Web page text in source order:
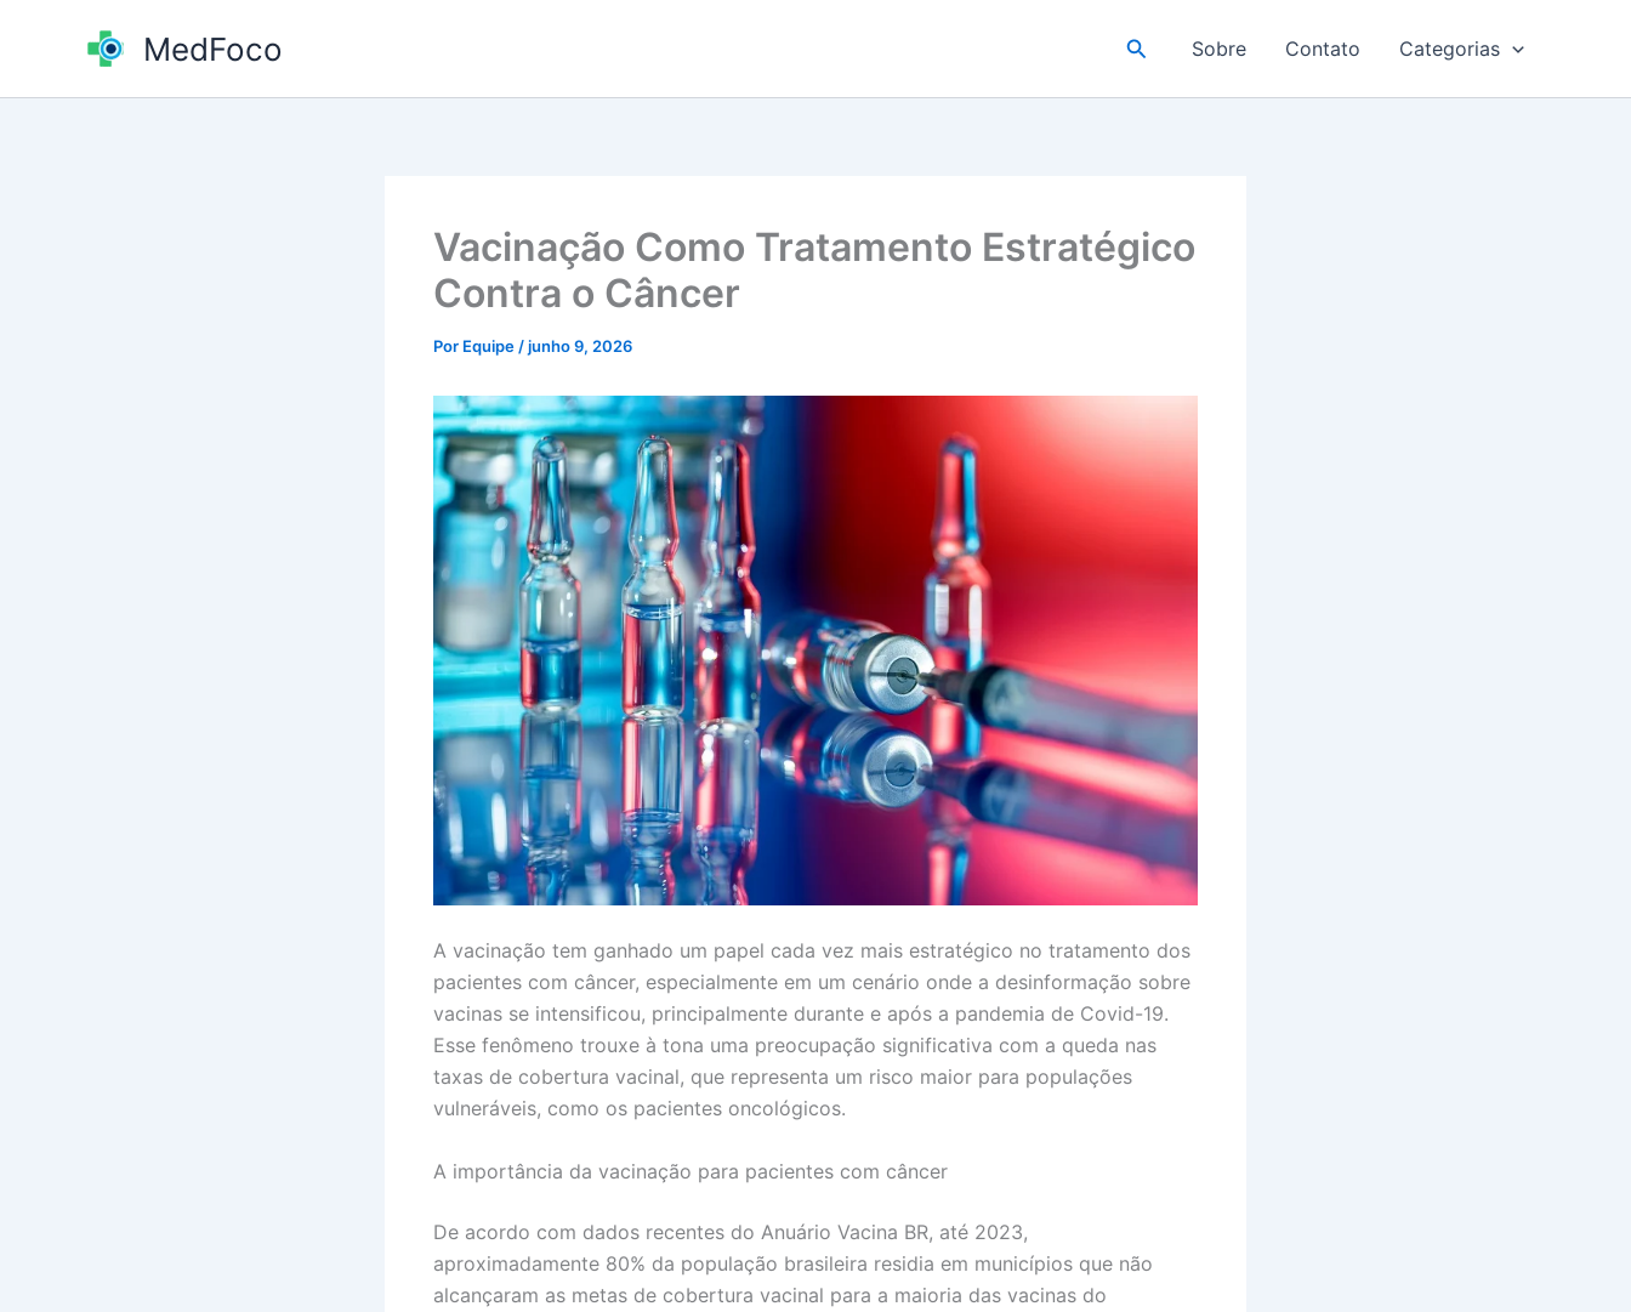
MedFoco Pesquisar
Sobre Contato Categorias
Vacinação Como Tratamento Estratégico
Contra o Câncer
Por Equipe /junho 9, 2026
A vacinação tem ganhado um papel cada vez mais estratégico no tratamento dos
pacientes com câncer, especialmente em um cenário onde a desinformação sobre
vacinas se intensificou, principalmente durante e após a pandemia de Covid-19.
Esse fenômeno trouxe à tona uma preocupação significativa com a queda nas
taxas de cobertura vacinal, que representa um risco maior para populações
vulneráveis, como os pacientes oncológicos.
A importância da vacinação para pacientes com câncer
De acordo com dados recentes do Anuário Vacina BR, até 2023,
aproximadamente 80% da população brasileira residia em municípios que não
alcançaram as metas de cobertura vacinal para a maioria das vacinas do